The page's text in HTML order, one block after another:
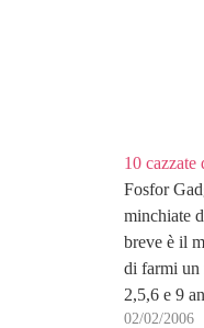
10 cazzate
Fosfor
minchiate
breve è il
di farmi un
2,5,6 e 9
02/02/2006